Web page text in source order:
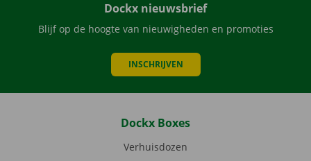
Dockx nieuwsbrief
Blijf op de hoogte van nieuwigheden en promoties
INSCHRIJVEN
Dockx Boxes
Verhuisdozen